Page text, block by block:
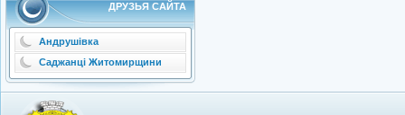
ДРУЗЬЯ САЙТА
Андрушівка
Саджанці Житомирщини